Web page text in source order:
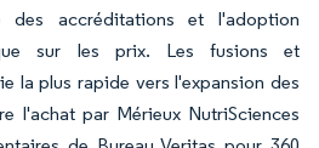
des accréditations et l'adoption
sur les prix. Les fusions et
la plus rapide vers l'expansion des
l'achat par Mérieux NutriSciences